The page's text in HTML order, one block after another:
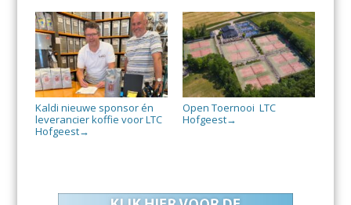
Kaldi nieuwe sponsor én
leverancier koffie voor LTC
Hofgeest→
Open Toernooi LTC
Hofgeest→